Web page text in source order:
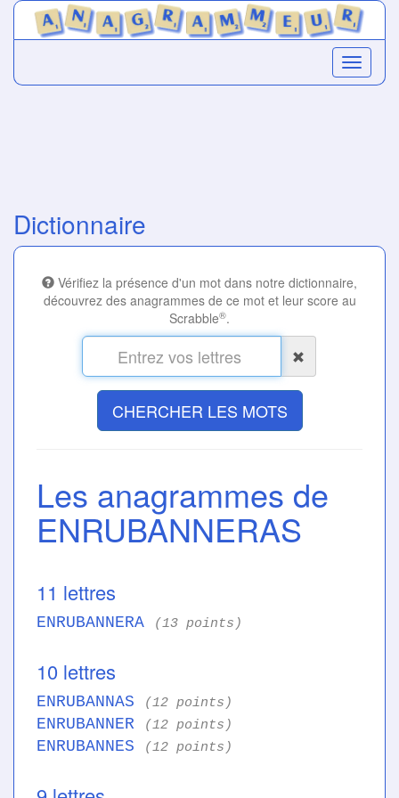
Dictionnaire
Vérifiez la présence d'un mot dans notre dictionnaire,
découvrez des anagrammes de ce mot et leur score au
Scrabble®.
CHERCHER LES MOTS
Les anagrammes de
ENRUBANNERAS
11 lettres
ENRUBANNERA (13 points)
10 lettres
ENRUBANNAS (12 points)
ENRUBANNER (12 points)
ENRUBANNES (12 points)